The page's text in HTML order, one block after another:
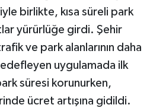
birlikte, kısa süreli park
yürürlüğe girdi. Şehir
ve park alanlarının daha
uygulamada ilk
süresi korunurken,
ücret artışına gidildi.